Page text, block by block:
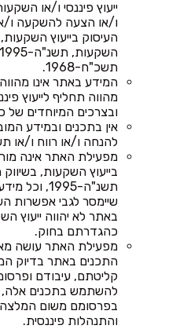
ייעוץ פיננסי ו/או
ו/או הצעה להשקעה ו/
העיסוק בייעוץ
תשכ"ח-1968.
המידע באתר אינו
מהווה תחליף לייעוץ
ובצרכים המיוחדים של
אין בתכנים ובמידע
להנחה ו/או רווח ו/או
מפעילת האתר אינה
בייעוץ השקעות,
תשנ"ה-
שיימסר לגבי אפשרות
באתר לא יהווה ייעוץ
כהגדרתם בחוק.
מפעילת האתר עושה
התכנים באתר בדיוק
קליטתם, עיבודם
להשתמש בתכנים אלה,
בפרסומם משום
והתנהלות פיננסית.